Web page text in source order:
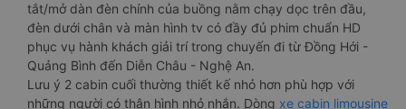
tắt/mở dàn đèn chính của buồng nằm chạy dọc trên đầu,
đèn dưới chân và màn hình tv có đầy đủ phim chuẩn HD
phục vụ hành khách giải trí trong chuyến đi từ Đồng Hới -
Quảng Bình đến Diễn Châu - Nghệ An.
Lưu ý 2 cabin cuối thường thiết kế nhỏ hơn phù hợp với
những người có thân hình nhỏ nhắn. Dòng xe cabin limousine